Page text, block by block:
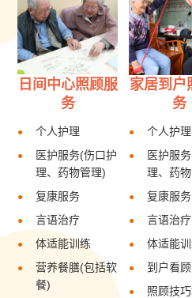
日间中心照顾服
务
个人护理
医护服务(伤口护
理、药物管理)
复康服务
言语治疗
体适能训练
营养餐膳(包括软
餐)
家居到户
务
个人护理
医护服
理、药
复康服务
言语治疗
体适能
到户看顾
照顾技巧